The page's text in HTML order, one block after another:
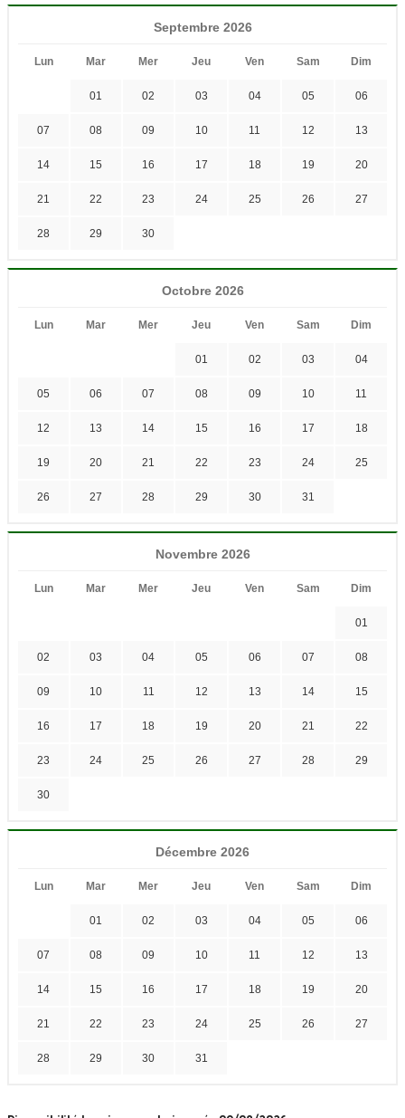
Septembre 2026
Lun Mar Mer Jeu Ven Sam Dim
01 02 03 04 05 06
07 08 09 10 11 12 13
14 15 16 17 18 19 20
21 22 23 24 25 26 27
28 29 30
Octobre 2026
Lun Mar Mer Jeu Ven Sam Dim
01 02 03 04
05 06 07 08 09 10 11
12 13 14 15 16 17 18
19 20 21 22 23 24 25
26 27 28 29 30 31
Novembre 2026
Lun Mar Mer Jeu Ven Sam Dim
01
02 03 04 05 06 07 08
09 10 11 12 13 14 15
16 17 18 19 20 21 22
23 24 25 26 27 28 29
30
Décembre 2026
Lun Mar Mer Jeu Ven Sam Dim
01 02 03 04 05 06
07 08 09 10 11 12 13
14 15 16 17 18 19 20
21 22 23 24 25 26 27
28 29 30 31